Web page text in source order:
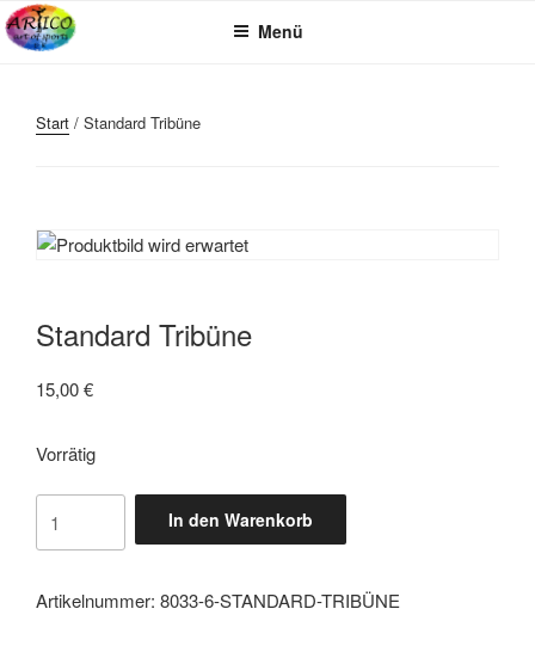
Zum
Inhalt
Menü
Start / Standard Tribüne
Standard Tribüne
15,00€
Vorrätig
Tribüne
In den Warenkorb
Artikelnummer: 8033-6-STANDARD-TRIBÜNE